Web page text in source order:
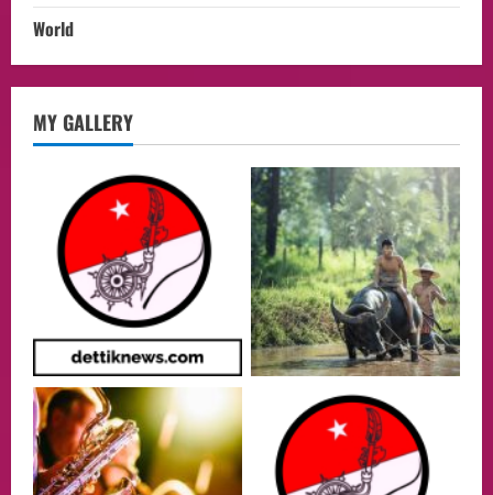
World
MY GALLERY
lembaga investor, Berorientasi Untuk
Meningkatkan SDM
05/08/2026
3
Health
Aliyuddin: Anak Indonesia di Luar Negeri
Harus Berprestasi, Berkarakter, dan
Menjaga Nama Baik Bangsa
05/08/2026
Putusan Diundur Lagi, Pernyataan
Hakim pada Sidang Sebelumnya Jadi
Sorotan